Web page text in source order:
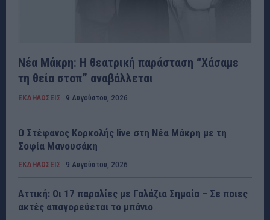
Νέα Μάκρη: Η θεατρική παράσταση “Χάσαμε
τη θεία στοπ” αναβάλλεται
ΕΚΔΗΛΩΣΕΙΣ 9 Αυγούστου, 2026
Ο Στέφανος Κορκολής live στη Νέα Μάκρη με τη
Σοφία Μανουσάκη
ΕΚΔΗΛΩΣΕΙΣ 9 Αυγούστου, 2026
Αττική: Οι 17 παραλίες με Γαλάζια Σημαία – Σε ποιες
ακτές απαγορεύεται το μπάνιο